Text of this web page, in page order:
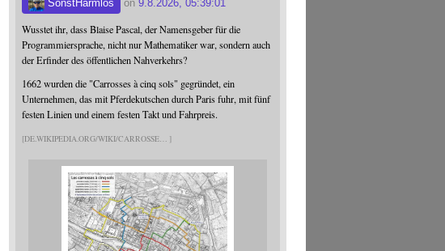
SonstHarmlos on9.8.2026, 05:39:01
Wusstet ihr, dass Blaise Pascal, der Namensgeber für die
Programmiersprache, nicht nur Mathematiker war, sondern auch
der Erfinder des öffentlichen Nahverkehrs?
1662 wurden die "Carrosses à cinq sols" gegründet, ein
Unternehmen, das mit Pferdekutschen durch Paris fuhr, mit fünf
festen Linien und einem festen Takt und Fahrpreis.
DE.WIKIPEDIA.ORG/WIKI/CARROSSE